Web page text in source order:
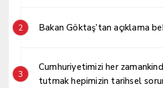
2 Bakan Göktaş’tan açıklama
3
Cumhuriyetimizi her
tutmak hepimizin tarihsel